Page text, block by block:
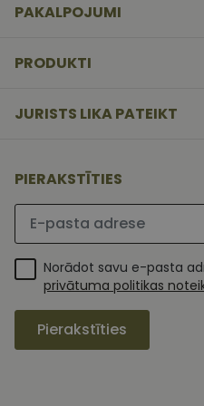
PAKALPOJUMI
PRODUKTI
JURISTS LIKA PATEIKT
PIERAKSTĪTIES
Lūdzu ievadiet e-pasta
Norādot savu e-pasta
privātuma politikas
Pierakstīties